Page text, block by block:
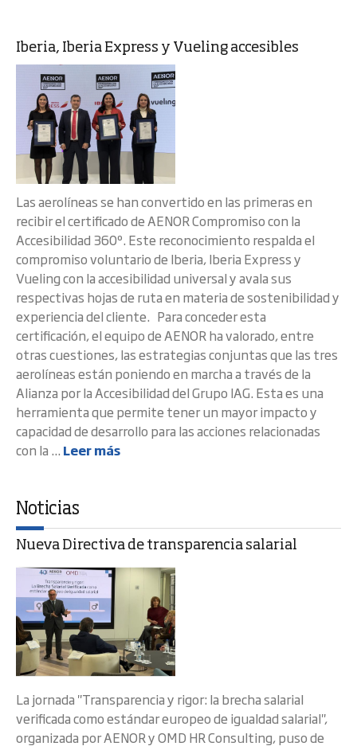
Iberia, Iberia Express y Vueling accesibles
Las aerolíneas se han convertido en las primeras en
recibir el certificado de AENOR Compromiso con la
Accesibilidad 360º. Este reconocimiento respalda el
compromiso voluntario de Iberia, Iberia Express y
Vueling con la accesibilidad universal y avala sus
respectivas hojas de ruta en materia de sostenibilidad y
experiencia del cliente. Para conceder esta
certificación, el equipo de AENOR ha valorado, entre
otras cuestiones, las estrategias conjuntas que las tres
aerolíneas están poniendo en marcha a través de la
Alianza por la Accesibilidad del Grupo IAG. Esta es una
herramienta que permite tener un mayor impacto y
capacidad de desarrollo para las acciones relacionadas
con la ... Leer más
Noticias
Nueva Directiva de transparencia salarial
La jornada "Transparencia y rigor: la brecha salarial
verificada como estándar europeo de igualdad salarial",
organizada por AENOR y OMD HR Consulting, puso de